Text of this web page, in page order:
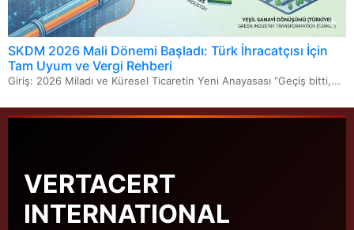
SKDM 2026 Mali Dönemi Başladı: Türk İhracatçısı İçin
Tam Uyum ve Vergi Rehberi
Giriş: 2026 Miladı ve Küresel Ticaretin Yeni Anayasası “Geçiş bitti,...
VERTACERT
INTERNATIONAL